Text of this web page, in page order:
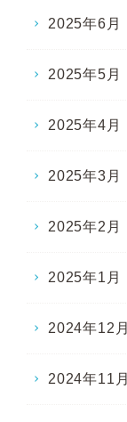
2025年6月
2025年5月
2025年4月
2025年3月
2025年2月
2025年1月
2024年12月
2024年11月